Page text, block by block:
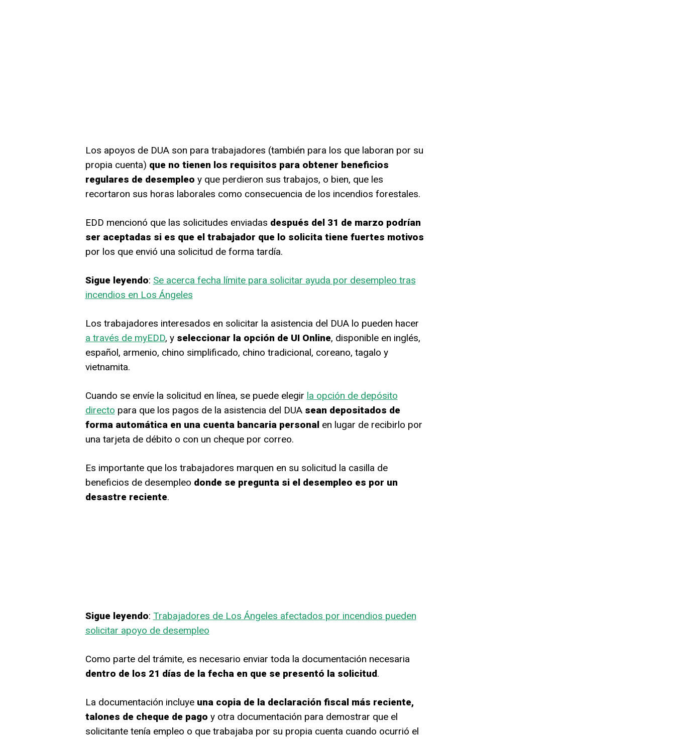
Los apoyos de DUA son para trabajadores (también para los que laboran por su
propia cuenta) que no tienen los requisitos para obtener beneficios
regulares de desempleo y que perdieron sus trabajos, o bien, que les
recortaron sus horas laborales como consecuencia de los incendios forestales.
EDD mencionó que las solicitudes enviadas después del 31 de marzo podrían
ser aceptadas si es que el trabajador que lo solicita tiene fuertes motivos
por los que envió una solicitud de forma tardía.
Sigue leyendo: Se acerca fecha límite para solicitar ayuda por desempleo tras
incendios en Los Ángeles
Los trabajadores interesados en solicitar la asistencia del DUA lo pueden hacer
a través de myEDD, y seleccionar la opción de UI Online, disponible en inglés,
español, armenio, chino simplificado, chino tradicional, coreano, tagalo y
vietnamita.
Cuando se envíe la solicitud en línea, se puede elegir la opción de depósito
directo para que los pagos de la asistencia del DUA sean depositados de
forma automática en una cuenta bancaria personalen lugar de recibirlo por
una tarjeta de débito o con un cheque por correo.
Es importante que los trabajadores marquen en su solicitud la casilla de
beneficios de desempleo donde se pregunta si el desempleo es por un
desastre reciente.
Sigue leyendo: Trabajadores de Los Ángeles afectados por incendios pueden
solicitar apoyo de desempleo
Como parte del trámite, es necesario enviar toda la documentación necesaria
dentro de los 21 días de la fecha en que se presentó la solicitud.
La documentación incluye una copia de la declaración fiscal más reciente,
talones de cheque de pago y otra documentación para demostrar que el
solicitante tenía empleo o que trabajaba por su propia cuenta cuando ocurrió el